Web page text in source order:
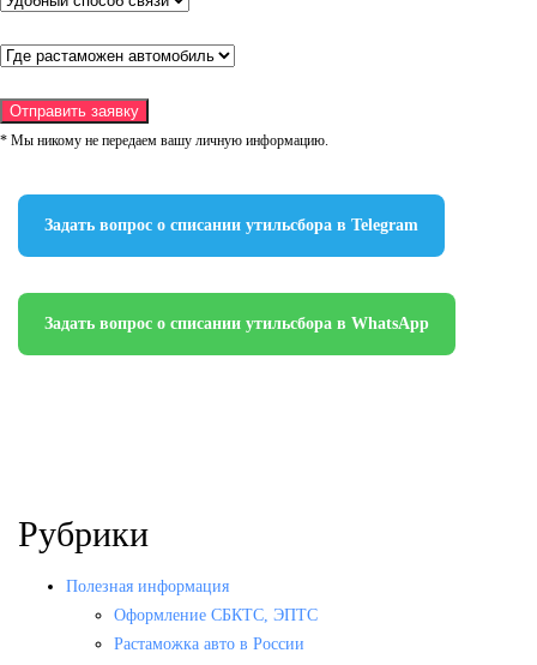
* Мы никому не передаем вашу личную информацию.
Задать вопрос о списании утильсбора в Telegram
Задать вопрос о списании утильсбора в WhatsApp
Рубрики
Полезная информация
Оформление СБКТС, ЭПТС
Растаможка авто в России